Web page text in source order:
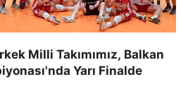
Milli Takımımız, Balkan
Yarı Finalde